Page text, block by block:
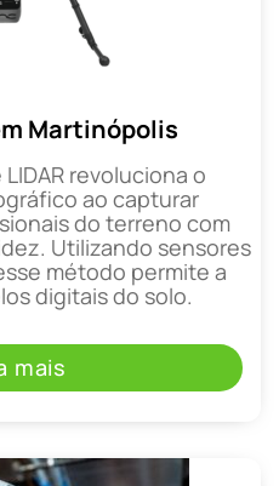
Martinópolis
revoluciona o
ao capturar
do terreno com
Utilizando sensores
método permite a
digitais do solo.
mais